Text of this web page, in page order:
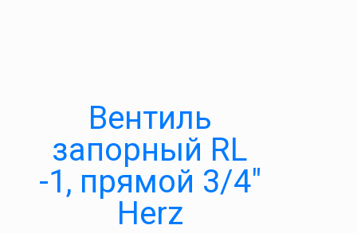
Вентиль
запорный RL
-1, прямой 3/4″
Herz